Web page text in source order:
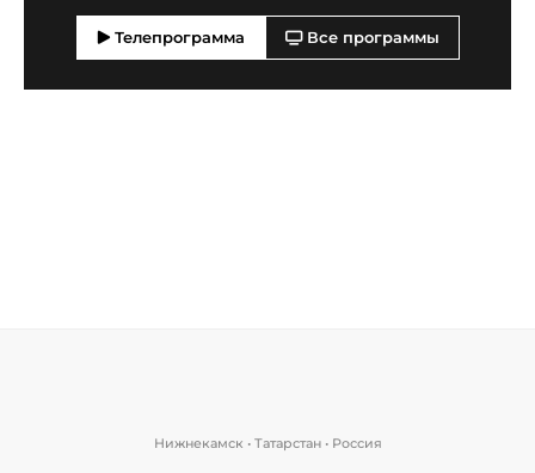
Телепрограмма Все программы
Нижнекамск • Татарстан • Россия